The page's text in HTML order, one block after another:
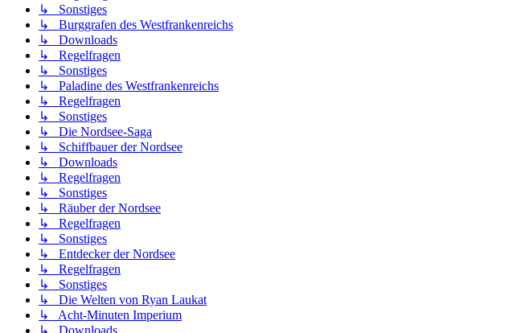
↳ Sonstiges
↳ Burggrafen des Westfrankenreichs
↳ Downloads
↳ Regelfragen
↳ Sonstiges
↳ Paladine des Westfrankenreichs
↳ Regelfragen
↳ Sonstiges
↳ Die Nordsee-Saga
↳ Schiffbauer der Nordsee
↳ Downloads
↳ Regelfragen
↳ Sonstiges
↳ Räuber der Nordsee
↳ Regelfragen
↳ Sonstiges
↳ Entdecker der Nordsee
↳ Regelfragen
↳ Sonstiges
↳ Die Welten von Ryan Laukat
↳ Acht-Minuten Imperium